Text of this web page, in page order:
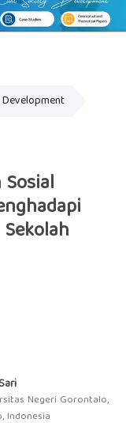
Negeri Gorontalo,
Indonesia